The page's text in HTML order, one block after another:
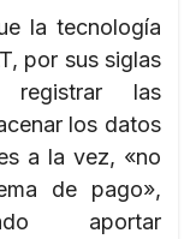
la tecnología
por sus siglas
las
los datos
a la vez, «no
de pago»,
aportar